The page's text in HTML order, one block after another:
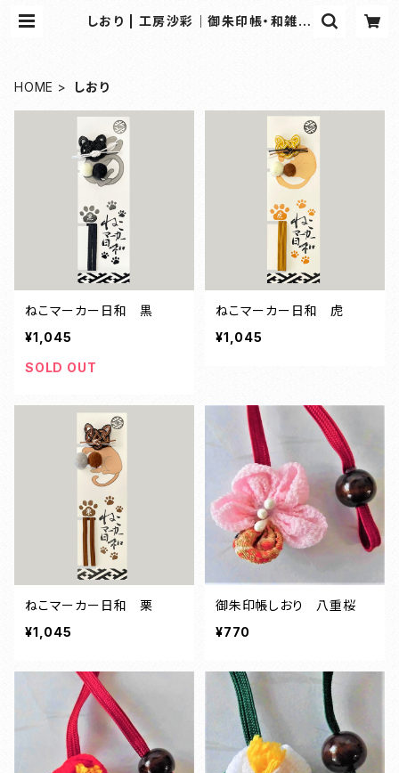
しおり | 工房沙彩｜御朱印帳・和雑貨
HOME しおり
ねこマーカー日和 黒
¥1,045
SOLD OUT
ねこマーカー日和 虎
¥1,045
ねこマーカー日和 栗
¥1,045
御朱印帳しおり 八重桜
¥770